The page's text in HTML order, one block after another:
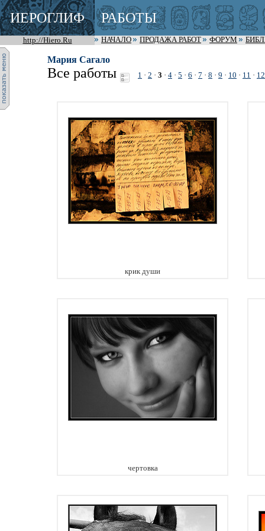
ИЕРОГЛИФ РАБОТЫ
http://Hiero.Ru НАЧАЛО ПРОДАЖА РАБОТ ФОРУМ
Мария Сагало
Все работы 1 · 2 · 3 · 4 · 5 · 6 · 7 · 8 · 9 · 10 · 11 · 12
крик души
чертовка